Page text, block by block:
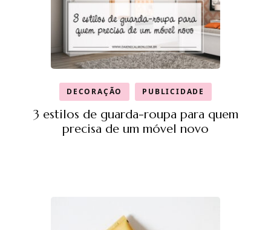
DECORAÇÃO PUBLICIDADE
3 estilos de guarda-roupa para quem
precisa de um móvel novo